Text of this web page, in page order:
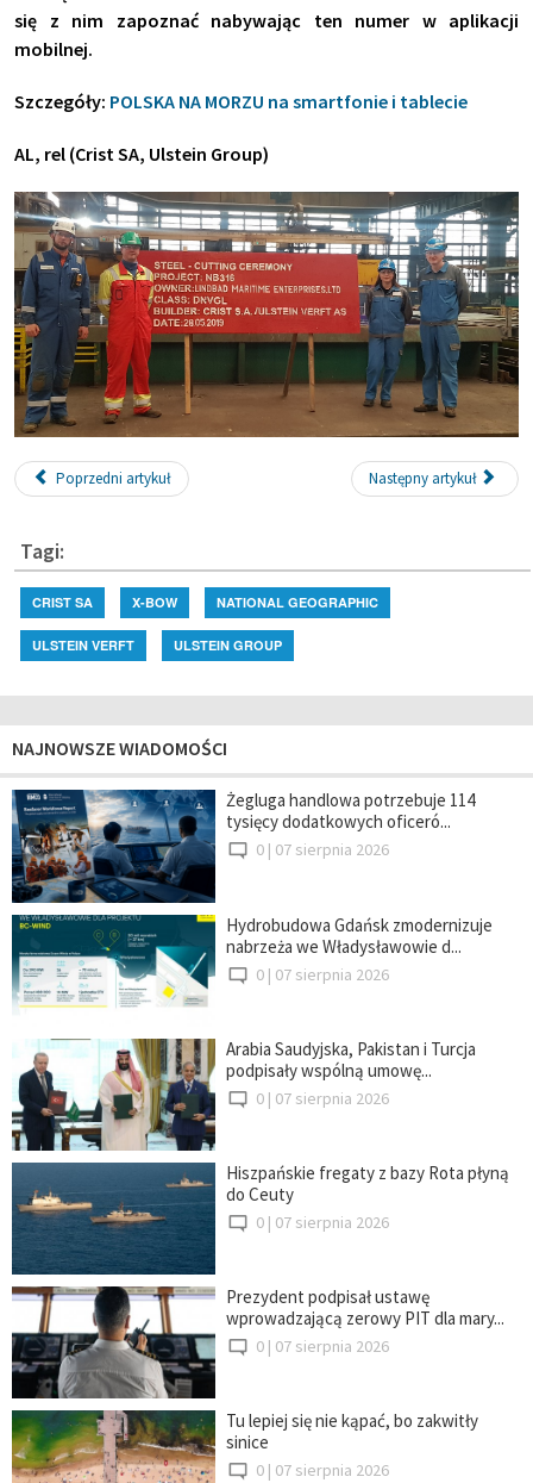
się z nim zapoznać nabywając ten numer w aplikacji
mobilnej.
Szczegóły: POLSKA NA MORZU na smartfonie i tablecie
AL, rel (Crist SA, Ulstein Group)
Poprzedni artykuł Następny artykuł
Tagi:
CRIST SA X-BOW NATIONAL GEOGRAPHIC
ULSTEIN VERFT ULSTEIN GROUP
NAJNOWSZE WIADOMOŚCI
Żegluga handlowa potrzebuje 114
tysięcy dodatkowych oficeró...
0 | 07 sierpnia 2026
Hydrobudowa Gdańsk zmodernizuje
nabrzeża we Władysławowie d...
0 | 07 sierpnia 2026
Arabia Saudyjska, Pakistan i Turcja
podpisały wspólną umowę...
0 | 07 sierpnia 2026
Hiszpańskie fregaty z bazy Rota płyną
do Ceuty
0 | 07 sierpnia 2026
Prezydent podpisał ustawę
wprowadzającą zerowy PIT dla mary...
0 | 07 sierpnia 2026
Tu lepiej się nie kąpać, bo zakwitły
sinice
0 | 07 sierpnia 2026